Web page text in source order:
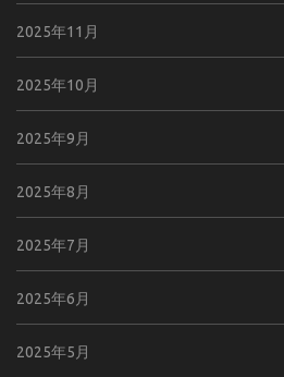
2025年11月
2025年10月
2025年9月
2025年8月
2025年7月
2025年6月
2025年5月